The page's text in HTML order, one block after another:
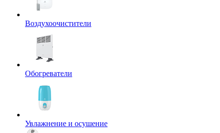
Воздухоочистители
Обогреватели
Увлажнение и осушение